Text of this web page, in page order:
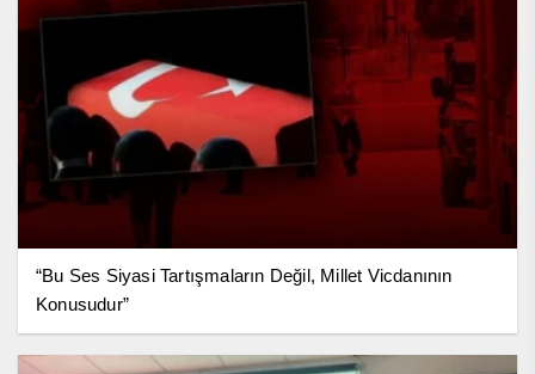
“Bu Ses Siyasi Tartışmaların Değil, Millet Vicdanının
Konusudur”